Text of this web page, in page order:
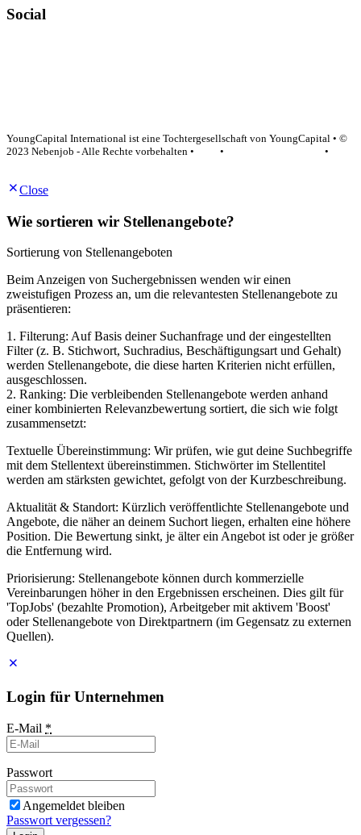
Social
YoungCapital International ist eine Tochtergesellschaft von YoungCapital • ©
2023 Nebenjob - Alle Rechte vorbehalten •
•
•
Close
Wie sortieren wir Stellenangebote?
Sortierung von Stellenangeboten
Beim Anzeigen von Suchergebnissen wenden wir einen
zweistufigen Prozess an, um die relevantesten Stellenangebote zu
präsentieren:
1. Filterung: Auf Basis deiner Suchanfrage und der eingestellten
Filter (z. B. Stichwort, Suchradius, Beschäftigungsart und Gehalt)
werden Stellenangebote, die diese harten Kriterien nicht erfüllen,
ausgeschlossen.
2. Ranking: Die verbleibenden Stellenangebote werden anhand
einer kombinierten Relevanzbewertung sortiert, die sich wie folgt
zusammensetzt:
Textuelle Übereinstimmung: Wir prüfen, wie gut deine Suchbegriffe
mit dem Stellentext übereinstimmen. Stichwörter im Stellentitel
werden am stärksten gewichtet, gefolgt von der Kurzbeschreibung.
Aktualität & Standort: Kürzlich veröffentlichte Stellenangebote und
Angebote, die näher an deinem Suchort liegen, erhalten eine höhere
Position. Die Bewertung sinkt, je älter ein Angebot ist oder je größer
die Entfernung wird.
Priorisierung: Stellenangebote können durch kommerzielle
Vereinbarungen höher in den Ergebnissen erscheinen. Dies gilt für
'TopJobs' (bezahlte Promotion), Arbeitgeber mit aktivem 'Boost'
oder Stellenangebote von Direktpartnern (im Gegensatz zu externen
Quellen).
Login für Unternehmen
E-Mail *
Passwort
Angemeldet bleiben
Passwort vergessen?